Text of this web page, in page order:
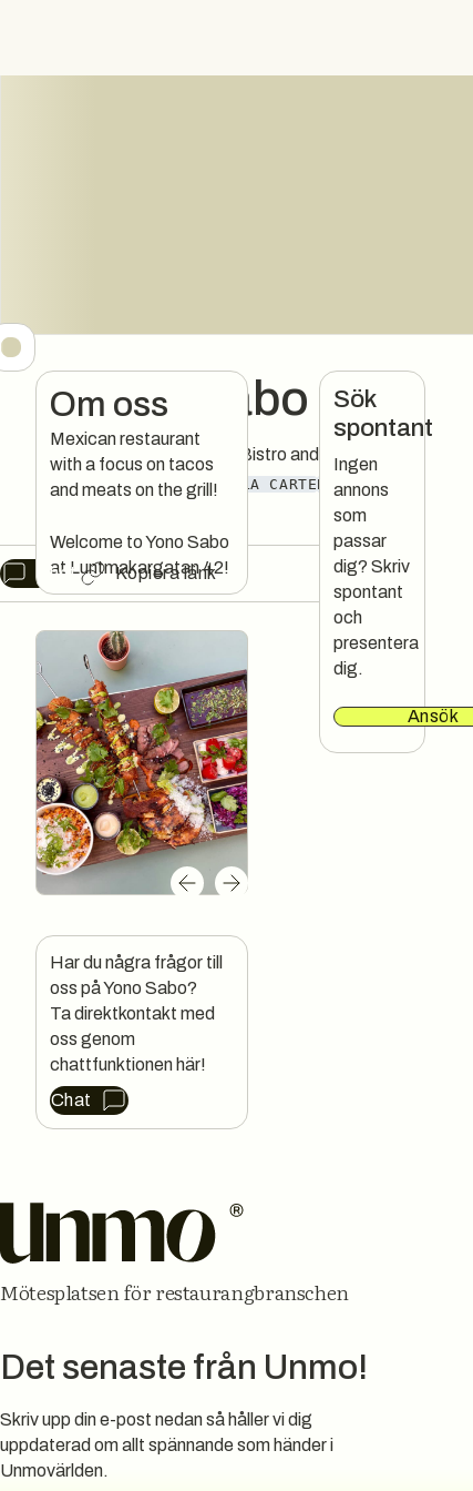
Yono Sabo
Mexican Street Food Bistro and Grill
LATINAMERIKANSKT À LA CARTEBAR
TACOSGRILL
Chat Kopiera länk
Om oss
Mexican restaurant
with a focus on tacos
and meats on the grill!
Welcome to Yono Sabo
at Luntmakargatan 42!
Har du några frågor till
oss på Yono Sabo?
Ta direktkontakt med
oss genom
chattfunktionen här!
Chat
Sök
spontant
Ingen
annons
som
passar
dig? Skriv
spontant
och
presentera
dig.
Ansök
Mötesplatsen för restaurangbranschen
Det senaste från Unmo!
Skriv upp din e-post nedan så håller vi dig
uppdaterad om allt spännande som händer i
Unmovärlden.